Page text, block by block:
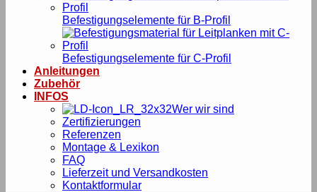
Befestigungselemente für B-Profil
Befestigungselemente für C-Profil
Anleitungen
Zubehör
INFOS
Wer wir sind
Zertifizierungen
Referenzen
Montage & Lexikon
FAQ
Lieferzeit und Versandkosten
Kontaktformular